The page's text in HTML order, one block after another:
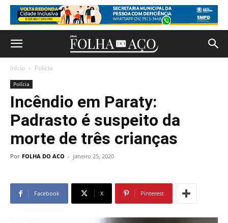
Início Polícia
Polícia
Incêndio em Paraty:
Padrasto é suspeito da
morte de três crianças
Por FOLHA DO ACO - janeiro 25, 2020
Facebook X Pinterest